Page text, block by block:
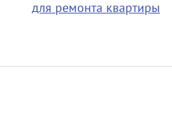
для ремонта квартиры